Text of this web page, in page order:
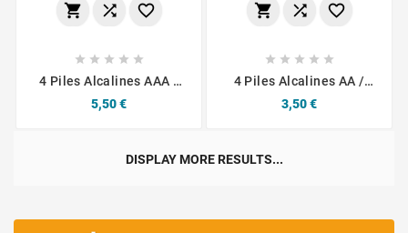
  
    
4 Piles Alcalines AAA /
Power
Prix
5,50 €
  
    
4 Piles Alcalines AA /
Power
Prix
3,50 €
DISPLAY MORE RESULTS...